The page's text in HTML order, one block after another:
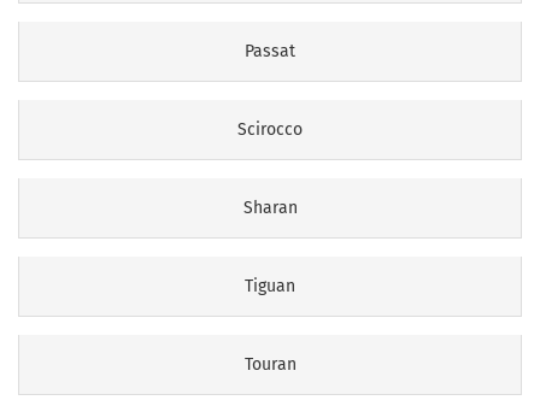
Passat
Scirocco
Sharan
Tiguan
Touran